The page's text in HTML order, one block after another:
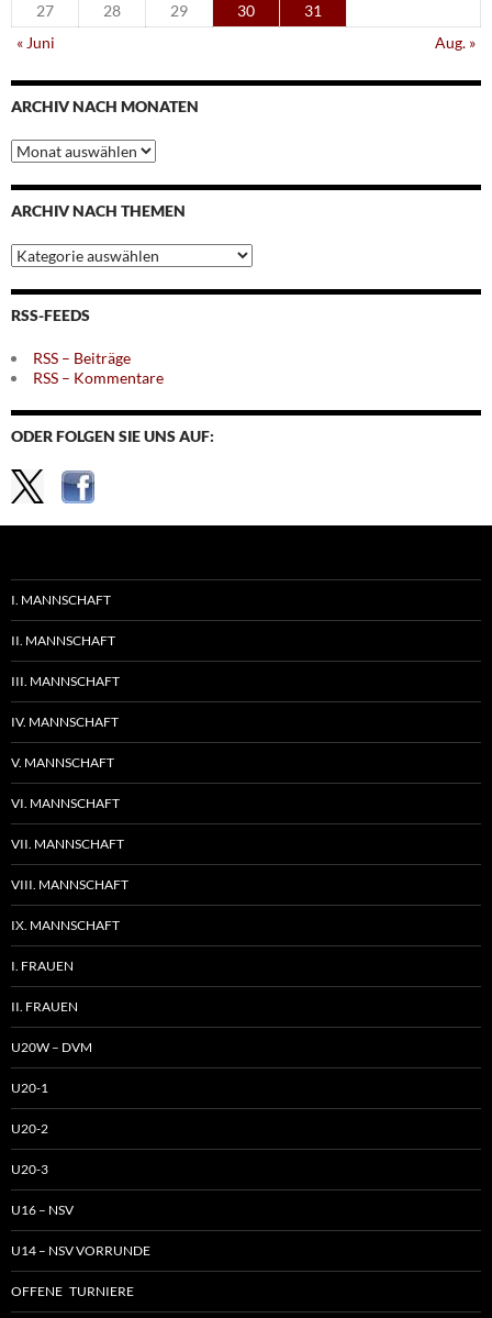
27
28 29 30
31
« Juni
Aug. »
ARCHIV NACH MONATEN
Archiv
nach
Monaten
ARCHIV NACH THEMEN
Archiv
nach
Themen
RSS-FEEDS
RSS – Beiträge
RSS – Kommentare
ODER FOLGEN SIE UNS AUF:
I. MANNSCHAFT
II. MANNSCHAFT
III. MANNSCHAFT
IV. MANNSCHAFT
V. MANNSCHAFT
VI. MANNSCHAFT
VII. MANNSCHAFT
VIII. MANNSCHAFT
IX. MANNSCHAFT
I. FRAUEN
II. FRAUEN
U20W – DVM
U20-1
U20-2
U20-3
U16 – NSV
U14 – NSV VORRUNDE
OFFENE TURNIERE